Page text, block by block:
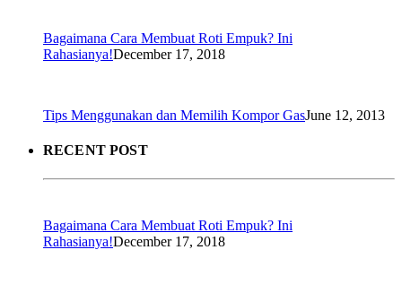
Bagaimana Cara Membuat Roti Empuk? Ini
Rahasianya!December 17, 2018
Tips Menggunakan dan Memilih Kompor GasJune 12, 2013
RECENT POST
Bagaimana Cara Membuat Roti Empuk? Ini
Rahasianya!December 17, 2018